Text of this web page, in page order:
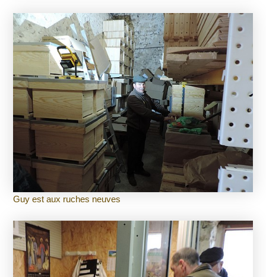
Guy est aux ruches neuves